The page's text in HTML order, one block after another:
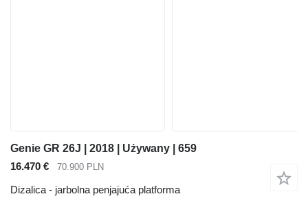
Genie GR 26J | 2018 | Używany | 659
16.470 €
70.900 PLN
Dizalica - jarbolna penjajuća platforma